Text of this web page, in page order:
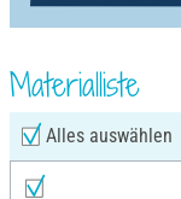
Materialliste
Alles auswählen